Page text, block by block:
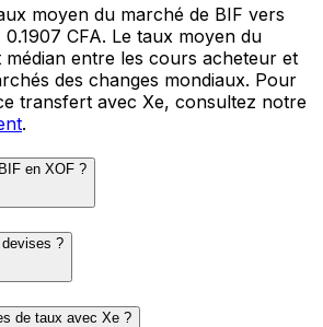
moyen du marché de BIF vers
0.1907 CFA. Le taux moyen du
entre les cours acheteur et
des changes mondiaux. Pour
transfert avec Xe, consultez notre
.
en XOF ?
?
de taux avec Xe ?